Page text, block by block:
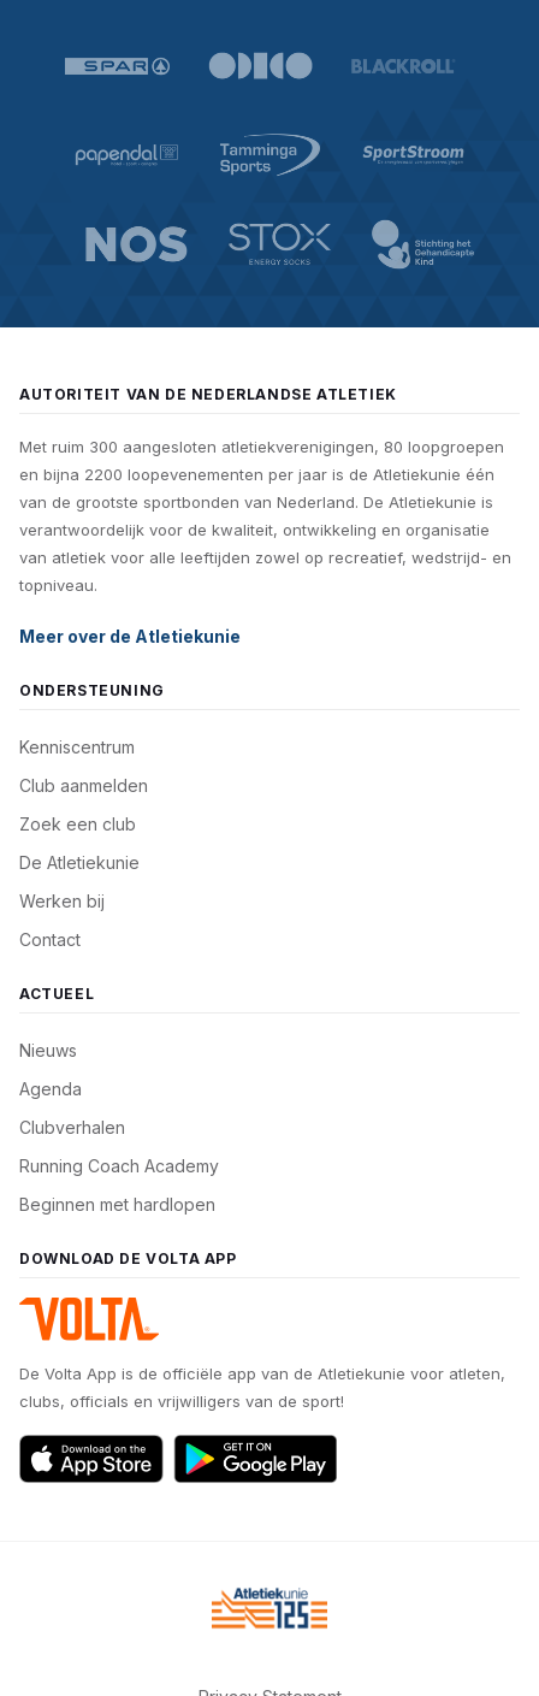
AUTORITEIT VAN DE NEDERLANDSE ATLETIEK
Met ruim 300 aangesloten atletiekverenigingen, 80 loopgroepen
en bijna 2200 loopevenementen per jaar is de Atletiekunie één
van de grootste sportbonden van Nederland. De Atletiekunie is
verantwoordelijk voor de kwaliteit, ontwikkeling en organisatie
van atletiek voor alle leeftijden zowel op recreatief, wedstrijd- en
topniveau.
Meer over de Atletiekunie
ONDERSTEUNING
Kenniscentrum
Club aanmelden
Zoek een club
De Atletiekunie
Werken bij
Contact
ACTUEEL
Nieuws
Agenda
Clubverhalen
Running Coach Academy
Beginnen met hardlopen
DOWNLOAD DE VOLTA APP
De Volta App is de officiële app van de Atletiekunie voor atleten,
clubs, officials en vrijwilligers van de sport!